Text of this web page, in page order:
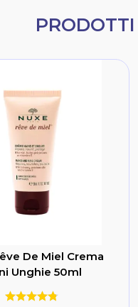
De Miel Crema
Unghie 50ml